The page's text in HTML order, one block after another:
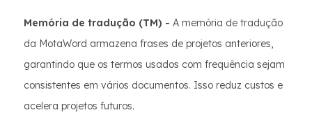
Memória de tradução (TM) - A memória de tradução
da MotaWord armazena frases de projetos anteriores,
garantindo que os termos usados com frequência sejam
consistentes em vários documentos. Isso reduz custos e
acelera projetos futuros.